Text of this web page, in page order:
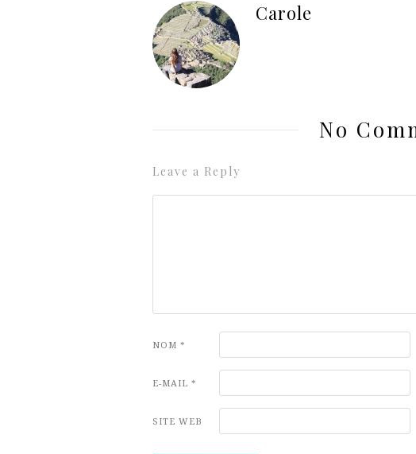
Carole
No
Leave a Reply
NOM *
E-MAIL *
SITE WEB